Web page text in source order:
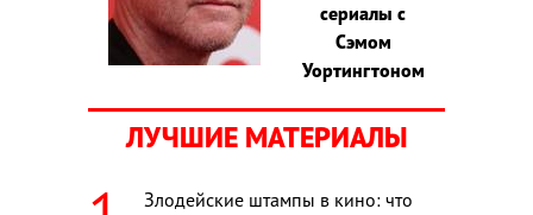
сериалы с
Сэмом
Уортингтоном
ЛУЧШИЕ МАТЕРИАЛЫ
Злодейские штампы в кино: что